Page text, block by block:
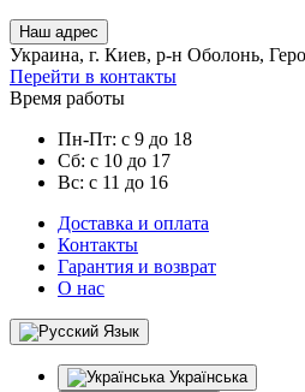
Наш адрес
Украина, г. Киев, р-н Оболонь,
Перейти в контакты
Время работы
Пн-Пт: с 9 до 18
Сб: с 10 до 17
Вс: с 11 до 16
Доставка и оплата
Контакты
Гарантия и возврат
О нас
Язык
Українська